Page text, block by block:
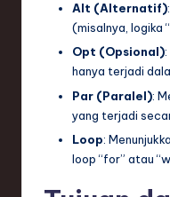
Alt (Alternatif)
(misalnya, logika
Opt (Opsional)
hanya terjadi
Par (Paralel):
yang terjadi
Loop:
loop “for” atau